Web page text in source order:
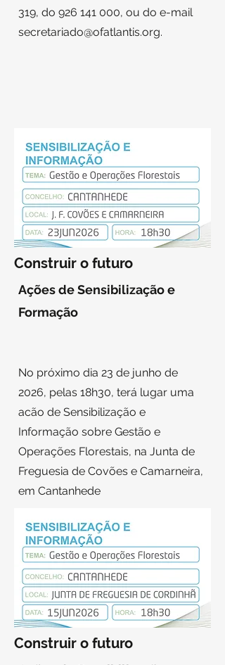
319, do 926 141 000, ou do e-mail
secretariado@ofatlantis.org.
Construir o futuro
Ações de Sensibilização e
Formação
No próximo dia 23 de junho de
2026, pelas 18h30, terá lugar uma
acão de Sensibilização e
Informação sobre Gestão e
Operações Florestais, na Junta de
Freguesia de Covões e Camarneira,
em Cantanhede
Construir o futuro